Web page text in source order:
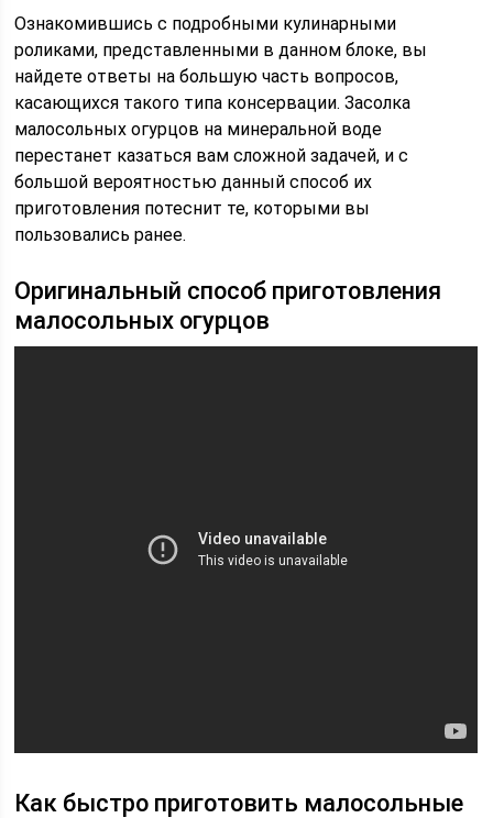
Ознакомившись с подробными кулинарными
роликами, представленными в данном блоке, вы
найдете ответы на большую часть вопросов,
касающихся такого типа консервации. Засолка
малосольных огурцов на минеральной воде
перестанет казаться вам сложной задачей, и с
большой вероятностью данный способ их
приготовления потеснит те, которыми вы
пользовались ранее.
Оригинальный способ приготовления
малосольных огурцов
Как быстро приготовить малосольные